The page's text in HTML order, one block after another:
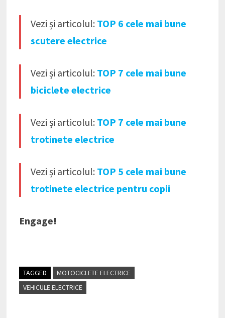
Vezi și articolul: TOP 6 cele mai bune
scutere electrice
Vezi și articolul: TOP 7 cele mai bune
biciclete electrice
Vezi și articolul: TOP 7 cele mai bune
trotinete electrice
Vezi și articolul: TOP 5 cele mai bune
trotinete electrice pentru copii
Engage!
TAGGED
MOTOCICLETE ELECTRICE
VEHICULE ELECTRICE